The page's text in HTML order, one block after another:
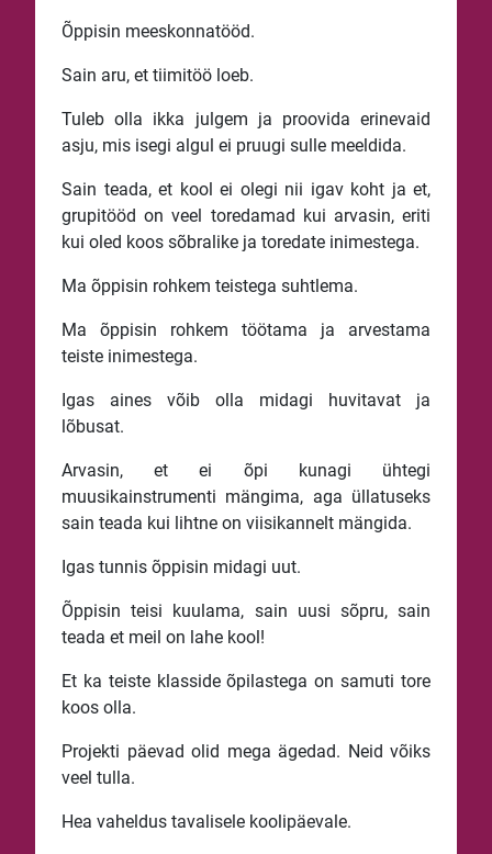
Õppisin meeskonnatööd.
Sain aru, et tiimitöö loeb.
Tuleb olla ikka julgem ja proovida erinevaid
asju, mis isegi algul ei pruugi sulle meeldida.
Sain teada, et kool ei olegi nii igav koht ja et,
grupitööd on veel toredamad kui arvasin, eriti
kui oled koos sõbralike ja toredate inimestega.
Ma õppisin rohkem teistega suhtlema.
Ma õppisin rohkem töötama ja arvestama
teiste inimestega.
Igas aines võib olla midagi huvitavat ja
lõbusat.
Arvasin, et ei õpi kunagi ühtegi
muusikainstrumenti mängima, aga üllatuseks
sain teada kui lihtne on viisikannelt mängida.
Igas tunnis õppisin midagi uut.
Õppisin teisi kuulama, sain uusi sõpru, sain
teada et meil on lahe kool!
Et ka teiste klasside õpilastega on samuti tore
koos olla.
Projekti päevad olid mega ägedad. Neid võiks
veel tulla.
Hea vaheldus tavalisele koolipäevale.